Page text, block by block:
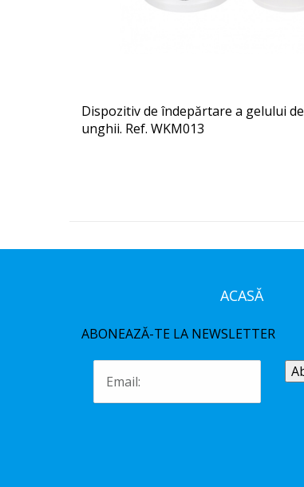
Dispozitiv de îndepărtare a gelului de
unghii. Ref. WKM013
ACASĂ
ABONEAZĂ-TE LA NEWSLETTER